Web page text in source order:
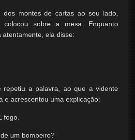
dos montes de cartas ao seu lado,
sobre a mesa. Enquanto
ela disse:
repetiu a palavra, ao que a vidente
e acrescentou uma explicação:
fogo.
um bombeiro?